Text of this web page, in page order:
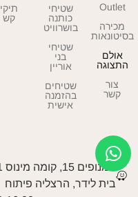
Outlet
מכירה
בסיטונאות
אולם
התצוגה
צור
קשר
שטיחי
כותנה
בושרוויט
שטיחי
בני
אוריין
שטיחים
בהזמנה
אישית
תיקי
קש
בית לידר, הרצליה פיתוח